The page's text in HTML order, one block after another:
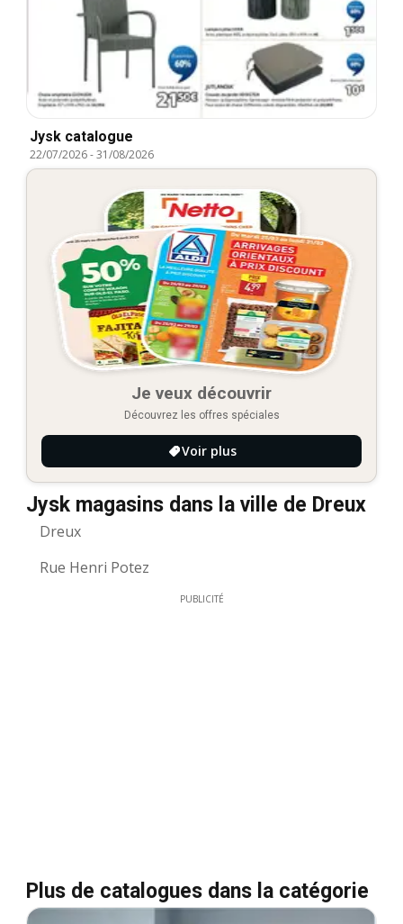
Jysk catalogue
22/07/2026-31/08/2026
Je veux découvrir
Découvrez les offres spéciales
Voir plus
Jysk magasins dans la ville de Dreux
Dreux
Rue Henri Potez
PUBLICITÉ
Plus de catalogues dans la catégorie